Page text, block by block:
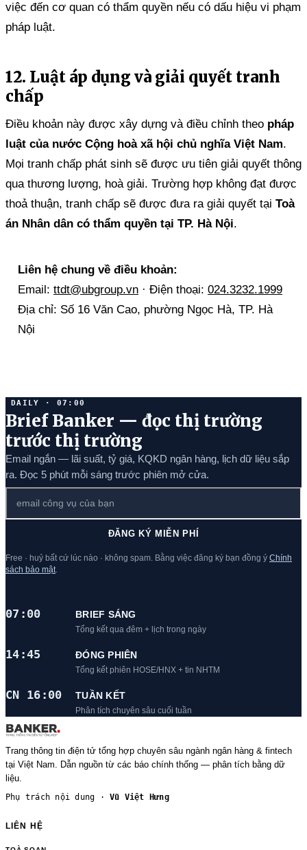
việc đến cơ quan có thẩm quyền nếu có dấu hiệu vi phạm
pháp luật.
12. Luật áp dụng và giải quyết tranh
chấp
Điều khoản này được xây dựng và điều chỉnh theo pháp
luật của nước Cộng hoà xã hội chủ nghĩa Việt Nam.
Mọi tranh chấp phát sinh sẽ được ưu tiên giải quyết thông
qua thương lượng, hoà giải. Trường hợp không đạt được
thoả thuận, tranh chấp sẽ được đưa ra giải quyết tại Toà
án Nhân dân có thẩm quyền tại TP. Hà Nội.
Liên hệ chung về điều khoản:
Email: ttdt@ubgroup.vn · Điện thoại: 024.3232.1999
Địa chỉ: Số 16 Văn Cao, phường Ngọc Hà, TP. Hà
Nội
DAILY · 07:00
Brief Banker — đọc thị trường
trước thị trường
Email ngắn — lãi suất, tỷ giá, KQKD ngân hàng, lịch dữ liệu sắp
ra. Đọc 5 phút mỗi sáng trước phiên mở cửa.
ĐĂNG KÝ MIỄN PHÍ
Free · huỷ bất cứ lúc nào · không spam. Bằng việc đăng ký bạn đồng ý Chính
sách bảo mật
07:00 BRIEF SÁNG
Tổng kết qua đêm + lịch trong ngày
14:45 ĐÓNG PHIÊN
Tổng kết phiên HOSE/HNX + tin NHTM
CN 16:00 TUẦN KẾT
Phân tích chuyên sâu cuối tuần
Trang thông tin điện tử tổng hợp chuyên sâu ngành ngân hàng & fintech
tại Việt Nam. Dẫn nguồn từ các báo chính thống — phân tích bằng dữ
liệu.
Phụ trách nội dung ·Vũ Việt Hưng
LIÊN HỆ